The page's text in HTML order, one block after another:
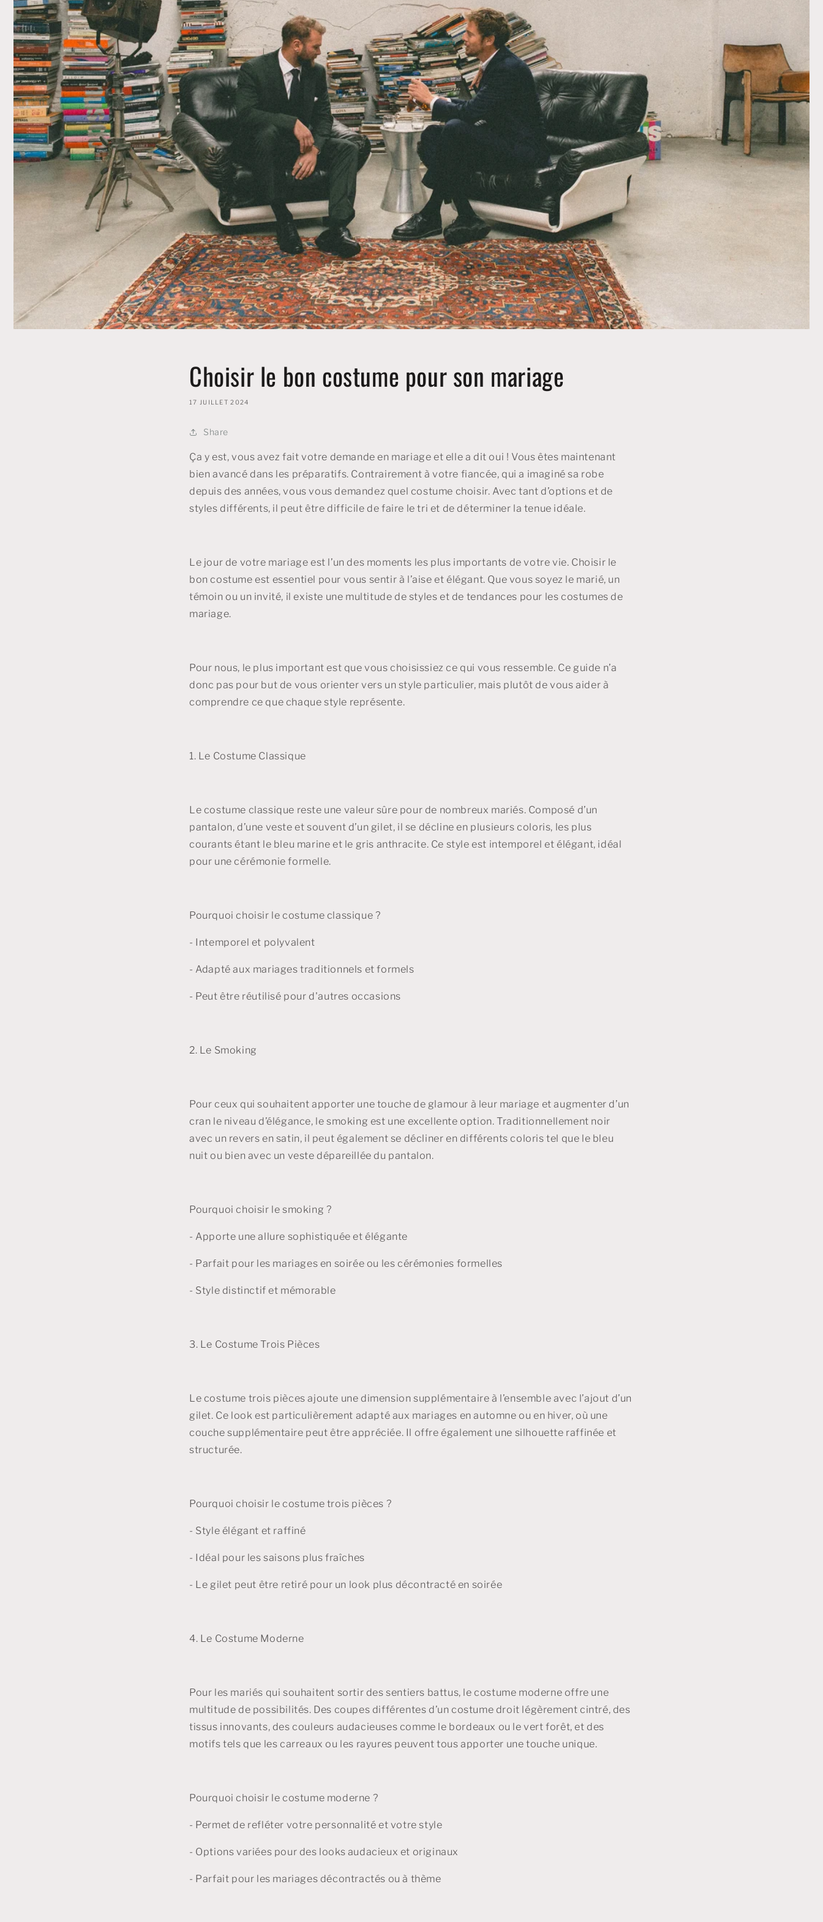
Choisir le bon costume pour son mariage
17 JUILLET 2024
Share
Ça y est, vous avez fait votre demande en mariage et elle a dit oui ! Vous êtes maintenant
bien avancé dans les préparatifs. Contrairement à votre fiancée, qui a imaginé sa robe
depuis des années, vous vous demandez quel costume choisir. Avec tant d’options et de
styles différents, il peut être difficile de faire le tri et de déterminer la tenue idéale.
Le jour de votre mariage est l’un des moments les plus importants de votre vie. Choisir le
bon costume est essentiel pour vous sentir à l’aise et élégant. Que vous soyez le marié, un
témoin ou un invité, il existe une multitude de styles et de tendances pour les costumes de
mariage.
Pour nous, le plus important est que vous choisissiez ce qui vous ressemble. Ce guide n’a
donc pas pour but de vous orienter vers un style particulier, mais plutôt de vous aider à
comprendre ce que chaque style représente.
1. Le Costume Classique
Le costume classique reste une valeur sûre pour de nombreux mariés. Composé d’un
pantalon, d’une veste et souvent d’un gilet, il se décline en plusieurs coloris, les plus
courants étant le bleu marine et le gris anthracite. Ce style est intemporel et élégant, idéal
pour une cérémonie formelle.
Pourquoi choisir le costume classique ?
- Intemporel et polyvalent
- Adapté aux mariages traditionnels et formels
- Peut être réutilisé pour d'autres occasions
2. Le Smoking
Pour ceux qui souhaitent apporter une touche de glamour à leur mariage et augmenter d’un
cran le niveau d’élégance, le smoking est une excellente option. Traditionnellement noir
avec un revers en satin, il peut également se décliner en différents coloris tel que le bleu
nuit ou bien avec un veste dépareillée du pantalon.
Pourquoi choisir le smoking ?
- Apporte une allure sophistiquée et élégante
- Parfait pour les mariages en soirée ou les cérémonies formelles
- Style distinctif et mémorable
3. Le Costume Trois Pièces
Le costume trois pièces ajoute une dimension supplémentaire à l’ensemble avec l’ajout d’un
gilet. Ce look est particulièrement adapté aux mariages en automne ou en hiver, où une
couche supplémentaire peut être appréciée. Il offre également une silhouette raffinée et
structurée.
Pourquoi choisir le costume trois pièces ?
- Style élégant et raffiné
- Idéal pour les saisons plus fraîches
- Le gilet peut être retiré pour un look plus décontracté en soirée
4. Le Costume Moderne
Pour les mariés qui souhaitent sortir des sentiers battus, le costume moderne offre une
multitude de possibilités. Des coupes différentes d’un costume droit légèrement cintré, des
tissus innovants, des couleurs audacieuses comme le bordeaux ou le vert forêt, et des
motifs tels que les carreaux ou les rayures peuvent tous apporter une touche unique.
Pourquoi choisir le costume moderne ?
- Permet de refléter votre personnalité et votre style
- Options variées pour des looks audacieux et originaux
- Parfait pour les mariages décontractés ou à thème